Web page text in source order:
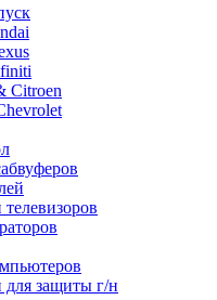
Citroen
защиты г/н